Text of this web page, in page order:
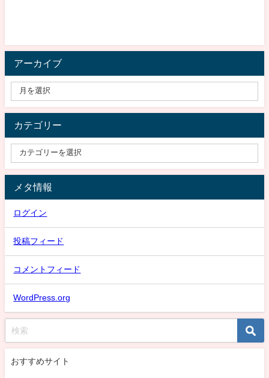
アーカイブ
カテゴリー
メタ情報
ログイン
投稿フィード
コメントフィード
WordPress.org
おすすめサイト